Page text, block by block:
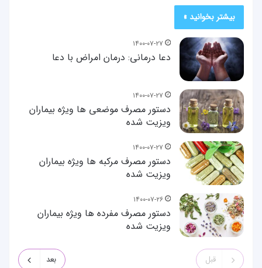
بیشتر بخوانید »
۱۴۰۰-۰۷-۲۷
دعا درمانی: درمان امراض با دعا
۱۴۰۰-۰۷-۲۷
دستور مصرف موضعی ها ویژه بیماران
ویزیت شده
۱۴۰۰-۰۷-۲۷
دستور مصرف مرکبه ها ویژه بیماران
ویزیت شده
۱۴۰۰-۰۷-۲۶
دستور مصرف مفرده ها ویژه بیماران
ویزیت شده
قبل بعد